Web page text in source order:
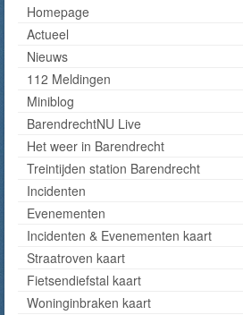
Homepage
Actueel
Nieuws
112 Meldingen
Miniblog
BarendrechtNU Live
Het weer in Barendrecht
Treintijden station Barendrecht
Incidenten
Evenementen
Incidenten & Evenementen kaart
Straatroven kaart
Fietsendiefstal kaart
Woninginbraken kaart